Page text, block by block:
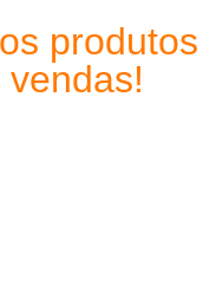
produtos